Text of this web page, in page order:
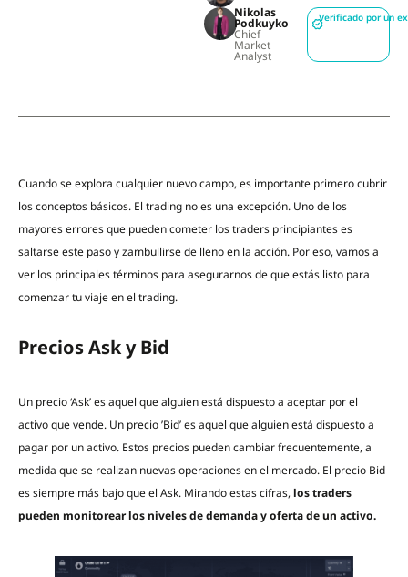
Nikolas
Podkuyko
Chief
Market
Analyst
Verificado por un
Cuando se explora cualquier nuevo campo, es importante primero cubrir
los conceptos básicos. El trading no es una excepción. Uno de los
mayores errores que pueden cometer los traders principiantes es
saltarse este paso y zambullirse de lleno en la acción. Por eso, vamos a
ver los principales términos para asegurarnos de que estás listo para
comenzar tu viaje en el trading.
Precios Ask y Bid
Un precio ‘Ask’ es aquel que alguien está dispuesto a aceptar por el
activo que vende. Un precio ’Bid’ es aquel que alguien está dispuesto a
pagar por un activo. Estos precios pueden cambiar frecuentemente, a
medida que se realizan nuevas operaciones en el mercado. El precio Bid
es siempre más bajo que el Ask. Mirando estas cifras, los traders
pueden monitorear los niveles de demanda y oferta de un activo.